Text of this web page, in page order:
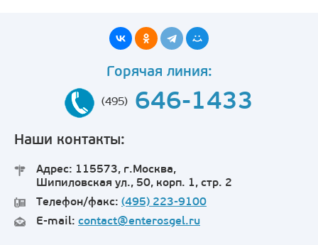
Горячая линия:
(495) 646-1433
Наши контакты:
Адрес: 115573, г.Москва,
Шипиловская ул., 50, корп. 1, стр. 2
Телефон/факс: (495) 223-9100
E-mail: contact@enterosgel.ru